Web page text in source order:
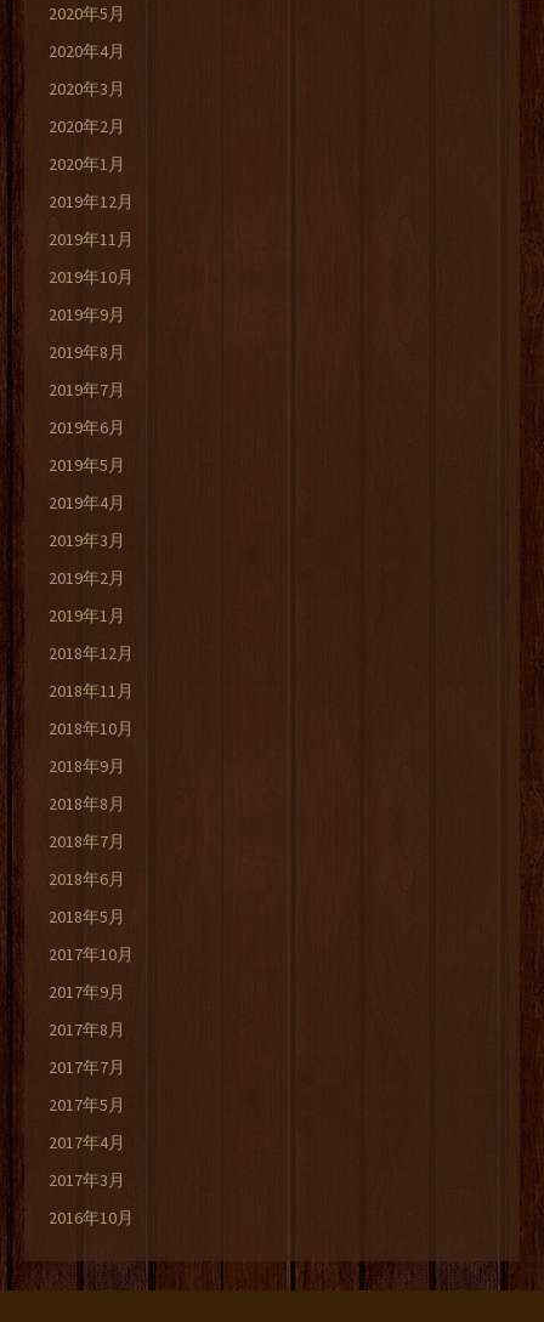
2020年5月
2020年4月
2020年3月
2020年2月
2020年1月
2019年12月
2019年11月
2019年10月
2019年9月
2019年8月
2019年7月
2019年6月
2019年5月
2019年4月
2019年3月
2019年2月
2019年1月
2018年12月
2018年11月
2018年10月
2018年9月
2018年8月
2018年7月
2018年6月
2018年5月
2017年10月
2017年9月
2017年8月
2017年7月
2017年5月
2017年4月
2017年3月
2016年10月